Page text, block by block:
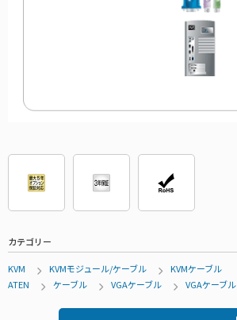
カテゴリー
KVM KVMモジュール/ケーブル
KVMケーブル
ATEN
ケーブル VGAケーブル VGAケーブル